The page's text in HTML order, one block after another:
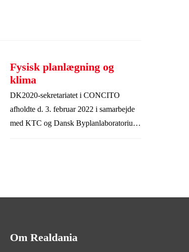
Fysisk planlægning og
klima
DK2020-sekretariatet i CONCITO
afholdte d. 3. februar 2022 i samarbejde
med KTC og Dansk Byplanlaboratorium
Om Realdania